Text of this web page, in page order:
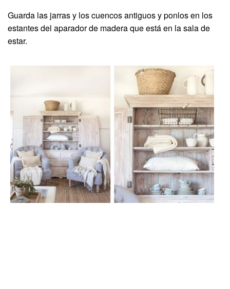
Guarda las jarras y los cuencos antiguos y ponlos en los
estantes del aparador de madera que está en la sala de
estar.